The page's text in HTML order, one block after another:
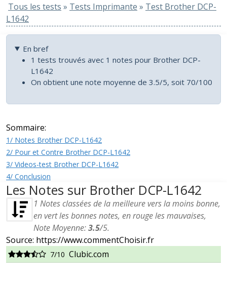
Tous les tests » Tests Imprimante » Test Brother DCP-
L1642
En bref
1 tests trouvés avec 1 notes pour Brother DCP-
L1642
On obtient une note moyenne de 3.5/5, soit 70/100
Sommaire:
1/ Notes Brother DCP-L1642
2/ Pour et Contre Brother DCP-L1642
3/ Videos-test Brother DCP-L1642
4/ Conclusion
Les Notes sur Brother DCP-L1642
1 Notes classées de la meilleure vers la moins bonne,
en vert les bonnes notes, en rouge les mauvaises,
Note Moyenne:3.5/5.
Source: https://www.commentChoisir.fr
7/10 Clubic.com